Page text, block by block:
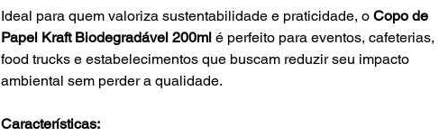
Ideal para quem valoriza sustentabilidade e praticidade, o Copo de
Papel Kraft Biodegradável 200ml é perfeito para eventos, cafeterias,
food trucks e estabelecimentos que buscam reduzir seu impacto
ambiental sem perder a qualidade.
Características: